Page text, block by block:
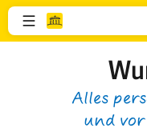
Alles
und